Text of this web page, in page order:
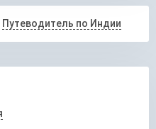
Путеводитель по Индии